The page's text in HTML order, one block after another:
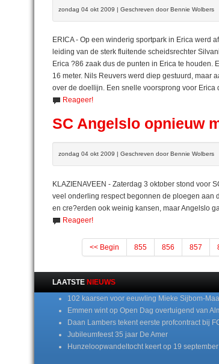
zondag 04 okt 2009 | Geschreven door Bennie Wolbers
ERICA - Op een winderig sportpark in Erica werd
leiding van de sterk fluitende scheidsrechter
Erica ?86 zaak dus de punten in Erica te houden.
16 meter. Nils Reuvers werd diep gestuurd, maar
over de doellijn. Een snelle voorsprong voor Erica
Reageer!
SC Angelslo opnieuw
zondag 04 okt 2009 | Geschreven door Bennie Wolbers
KLAZIENAVEEN - Zaterdag 3 oktober stond voor
veel onderling respect begonnen de ploegen aan
en cre?erden ook weinig kansen, maar Angelslo
Reageer!
<< Begin 855 856 857
LAATSTE NIEUWS
102 kaarsen voor eeuwling Mieke Sijbom-
Emmen wint op Open Dag overtuigend van
Daan Lambers tekent eerste profcontract bij
Jubileumfeest 35 jaar De Amer
Hunzeloopwandeltocht keert op 19